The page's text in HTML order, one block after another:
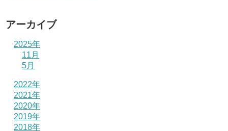
アーカイブ
2025年
11月
5月
2022年
2021年
2020年
2019年
2018年